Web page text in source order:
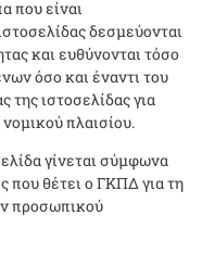
που είναι
δεσμεύονται
και ευθύνονται τόσο
όσο και έναντι του
της ιστοσελίδας για
πλαισίου.
γίνεται σύμφωνα
που θέτει ο ΓΚΠΔ για τη
προσωπικού